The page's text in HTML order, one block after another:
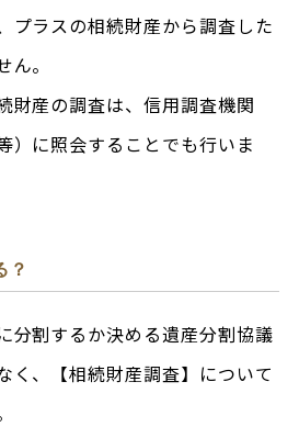
プラスの相続財産から調査した
。
財産の調査は、信用調査機関
）に照会することでも行いま
？
分割するか決める遺産分割協議
く、【相続財産調査】について